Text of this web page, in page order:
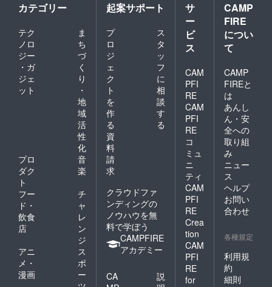
カテゴリー
テク
ノロ
ジー
・ガ
ジェ
ット
ま
ち
づ
く
り
・
地
域
活
性
化
プロ
ダク
ト
音
楽
フー
ド・
飲食
店
チ
ャ
レ
ン
ジ
アニ
メ・
漫画
ス
ポ
ー
起案サポート
プ
ロ
ジ
ェ
ク
ト
を
作
る
ス
タ
ッ
フ
に
相
談
す
る
資
料
請
求
クラウドファ
ンディングの
ノウハウを無
料で学ぼう
CAMPFIRE
アカデミー
CA
説
サ
ー
ビ
ス
CAM
PFI
RE
CAM
PFI
RE
コ
ミュ
ニ
ティ
CAM
PFI
RE
Crea
tion
CAM
PFI
RE
for
CAMP
FIRE
につい
て
CAMP
FIREと
は
あんし
ん・安
全への
取り組
み
ニュー
ス
ヘルプ
お問い
合わせ
各種規定
利用規
約
細則